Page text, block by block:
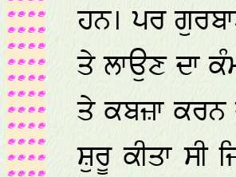
ਹਨ। ਪਰ
ਤੇ ਲਾਉਣ ਦਾ
ਤੇ ਕਬਜ਼ਾ ਕਰਨ
ਸ਼ੁਰੂ ਕੀਤਾ ਸੀ